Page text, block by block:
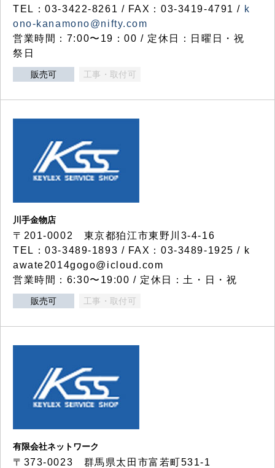
TEL：03-3422-8261 / FAX：03-3419-4791 / k
ono-kanamono@nifty.com
営業時間：7:00〜19：00 / 定休日：日曜日・祝
祭日
販売可 工事・取付可
川手金物店
〒201-0002 東京都狛江市東野川3-4-16
TEL：03-3489-1893 / FAX：03-3489-1925 / k
awate2014gogo@icloud.com
営業時間：6:30〜19:00 / 定休日：土・日・祝
販売可 工事・取付可
有限会社ネットワーク
〒373-0023 群馬県太田市富若町531-1